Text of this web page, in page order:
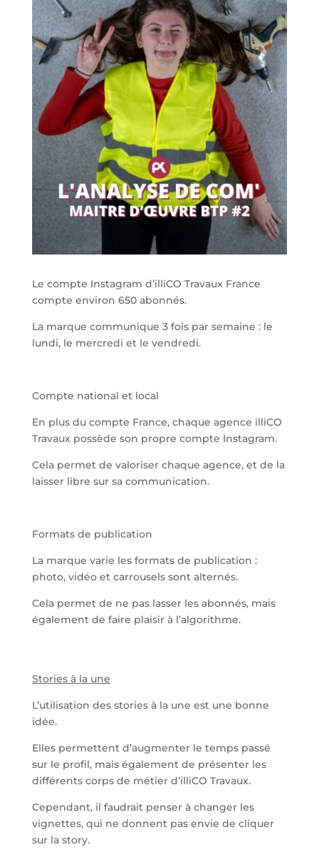
Le compte Instagram d’illiCO Travaux France
compte environ 650 abonnés.
La marque communique 3 fois par semaine : le
lundi, le mercredi et le vendredi.
Compte national et local
En plus du compte France, chaque agence illiCO
Travaux possède son propre compte Instagram.
Cela permet de valoriser chaque agence, et de la
laisser libre sur sa communication.
Formats de publication
La marque varie les formats de publication :
photo, vidéo et carrousels sont alternés.
Cela permet de ne pas lasser les abonnés, mais
également de faire plaisir à l’algorithme.
Stories à la une
L’utilisation des stories à la une est une bonne
idée.
Elles permettent d’augmenter le temps passé
sur le profil, mais également de présenter les
différents corps de métier d’illiCO Travaux.
Cependant, il faudrait penser à changer les
vignettes, qui ne donnent pas envie de cliquer
sur la story.